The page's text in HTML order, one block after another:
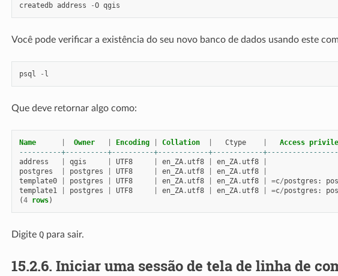
createdb address -O qgis
Você pode verificar a existência do seu novo banco de dados usando este
psql - l
Que deve retornar algo como:
Name Owner Encoding Collation Ctype Access
----------+----------+----------+------------+------------
address
qgis UTF8 en_ZA. utf8 en_ZA. utf8
postgres
postgres UTF8 en_ZA. utf8 en_ZA. utf8
template0
postgres UTF8 en_ZA. utf8 en_ZA. utf8 =c/postgres :
template1
postgres UTF8 en_ZA. utf8 en_ZA. utf8 =c/postgres :
(4 rows)
Digite Qpara sair.
15.2.6. Iniciar uma sessão de tela de linha de